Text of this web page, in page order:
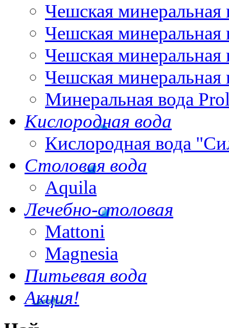
Чешская минеральная
Чешская минеральная
Чешская минеральная
Чешская минеральная
Минеральная вода
Кислородная вода
Кислородная вода
Столовая вода
Aquila
Лечебно-столовая
Mattoni
Magnesia
Питьевая вода
Акция!